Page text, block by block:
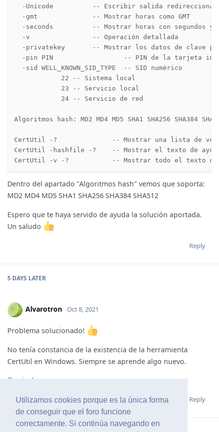
Utilizamos cookies porque es la única forma
de conseguir que el foro funcione
correctamente. Si continúa navegando en
-Unicode          -- Escribir salida
  -gmt              -- Mostrar horas como GMT
-seconds          -- Mostrar horas con segundos y
  -v                -- Operación detallada
-privatekey       -- Mostrar los datos de clave
-pin PIN                  -- PIN de la tarjeta
  -sid WELL_KNOWN_SID_TYPE  -- SID numérico
            22 -- Sistema local
            23 -- Servicio local
            24 -- Servicio de red
Algoritmos hash: MD2 MD4 MD5 SHA1 SHA256 SHA384
CertUtil -?              -- Mostrar una lista de
CertUtil -hashfile -?    -- Mostrar el texto de
CertUtil -v -?           -- Mostrar todo el texto de
Dentro del apartado "Algoritmos hash" vemos que soporta:
MD2 MD4 MD5 SHA1 SHA256 SHA384 SHA512
Espero que te haya servido de ayuda la solución aportada.
Un saludo
Reply
5 DAYS LATER
Alvarotron Oct 8, 2021
Problema solucionado!
No tenía constancia de la existencia de la herramienta
CertUtil en Windows. Siempre se aprende algo nuevo.
Gracias!
Reply
Vadminlikes this.